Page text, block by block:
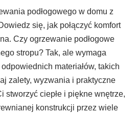
podłogowego w domu z
się, jak połączyć komfort
Czy ogrzewanie podłogowe
stropu? Tak, ale wymaga
materiałów, takich
zalety, wyzwania i praktyczne
stworzyć ciepłe i piękne wnętrze,
konstrukcji przez wiele